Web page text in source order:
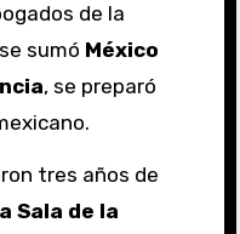
de la
sumó México
, se preparó
tres años de
Sala de la